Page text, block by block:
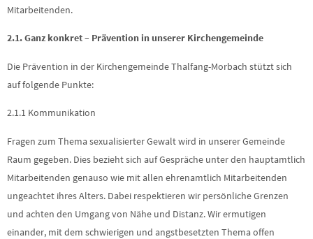
Mitarbeitenden.
2.1. Ganz konkret – Prävention in unserer Kirchengemeinde
Die Prävention in der Kirchengemeinde Thalfang-Morbach stützt sich
auf folgende Punkte:
2.1.1 Kommunikation
Fragen zum Thema sexualisierter Gewalt wird in unserer Gemeinde
Raum gegeben. Dies bezieht sich auf Gespräche unter den hauptamtlich
Mitarbeitenden genauso wie mit allen ehrenamtlich Mitarbeitenden
ungeachtet ihres Alters. Dabei respektieren wir persönliche Grenzen
und achten den Umgang von Nähe und Distanz. Wir ermutigen
einander, mit dem schwierigen und angstbesetzten Thema offen